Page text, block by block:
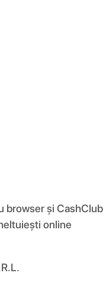
browser și CashClub
online